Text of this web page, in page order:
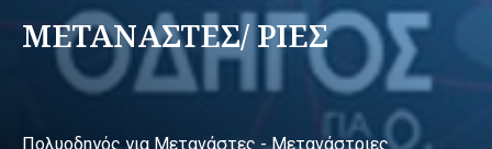
ΜΕΤΑΝΑΣΤΕΣ/ ΡΙΕΣ
Πολυοδηγός για Μετανάστες - Μετανάστριες